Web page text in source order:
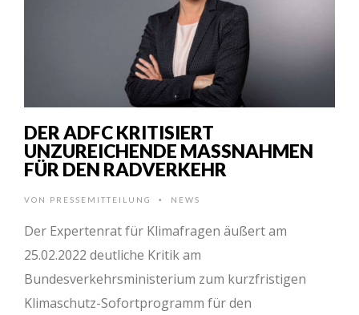
DER ADFC KRITISIERT
UNZUREICHENDE MASSNAHMEN F
ÜR DEN RADVERKEHR
VON PRESSEMITTEILUNG • NEWS
Der Expertenrat für Klimafragen äußert am
25.02.2022 deutliche Kritik am
Bundesverkehrsministerium zum kurzfristigen
Klimaschutz-Sofortprogramm für den